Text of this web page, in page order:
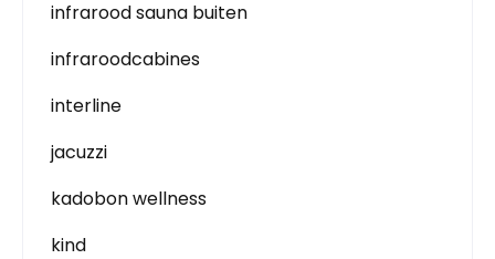
infrarood sauna buiten
infraroodcabines
interline
jacuzzi
kadobon wellness
kind